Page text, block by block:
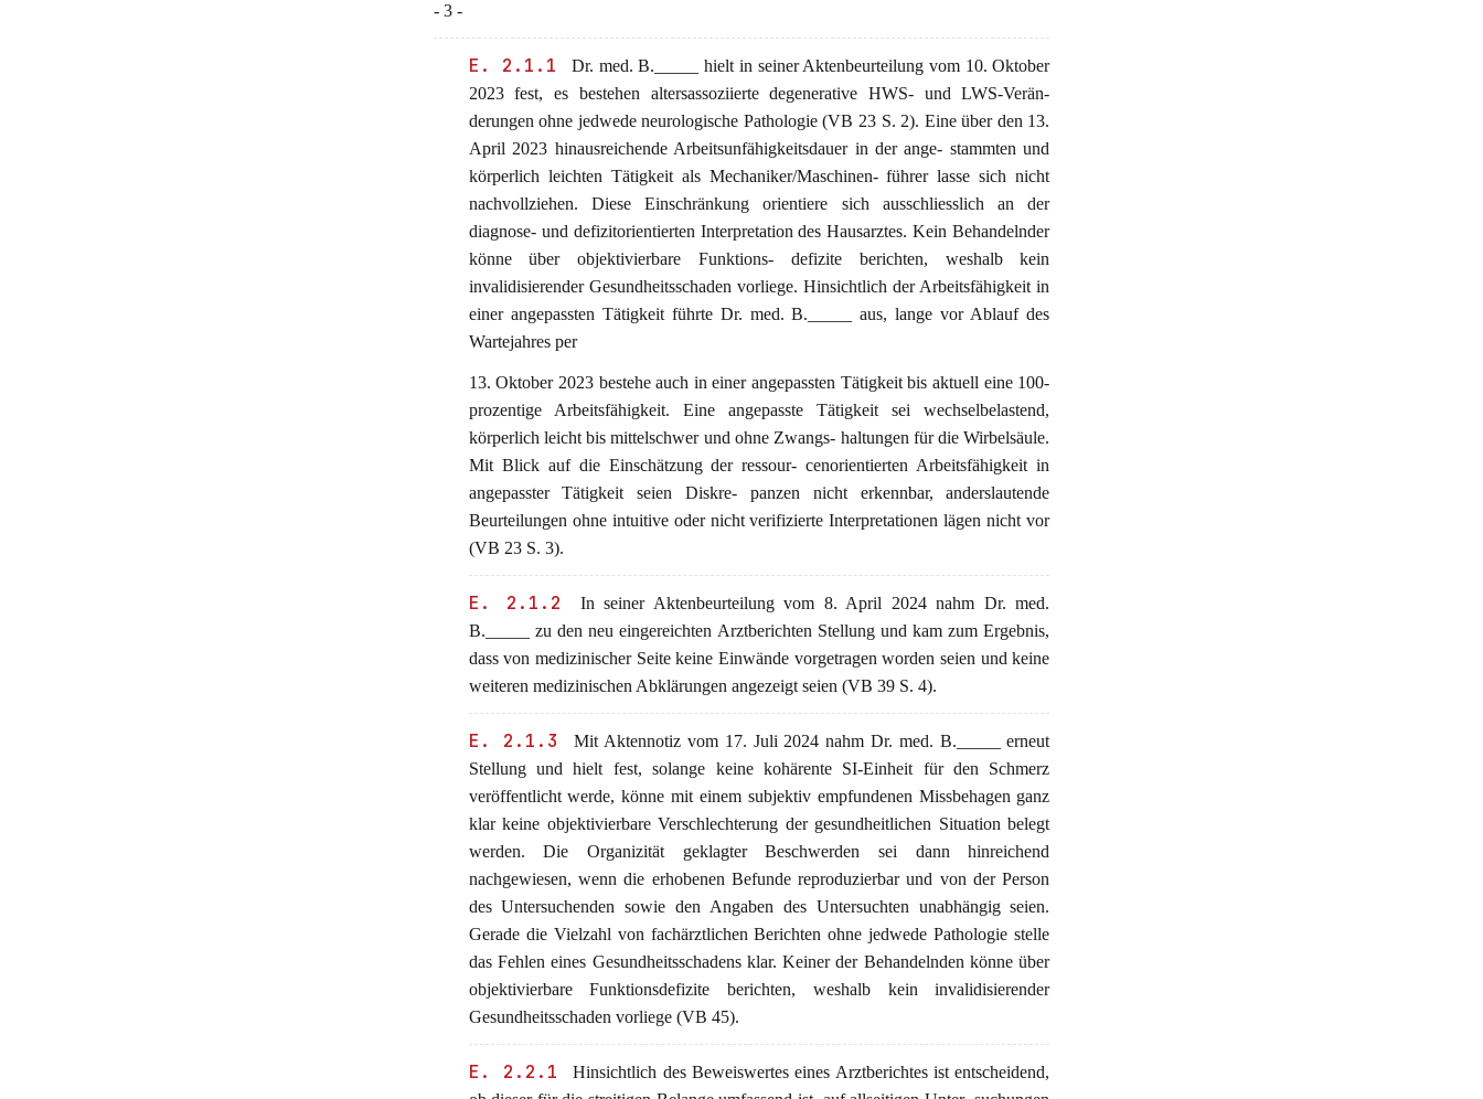
- 3 -
E. 2.1.1
Dr. med. B._____ hielt in seiner Aktenbeurteilung vom 10. Oktober
2023 fest, es bestehen altersassoziierte degenerative HWS- und LWS-Verän-
derungen ohne jedwede neurologische Pathologie (VB 23 S. 2). Eine über den 13.
April 2023 hinausreichende Arbeitsunfähigkeitsdauer in der ange- stammten und
körperlich leichten Tätigkeit als Mechaniker/Maschinen- führer lasse sich nicht
nachvollziehen. Diese Einschränkung orientiere sich ausschliesslich an der
diagnose- und defizitorientierten Interpretation des Hausarztes. Kein Behandelnder
könne über objektivierbare Funktions- defizite berichten, weshalb kein
invalidisierender Gesundheitsschaden vorliege. Hinsichtlich der Arbeitsfähigkeit in
einer angepassten Tätigkeit führte Dr. med. B._____ aus, lange vor Ablauf des
Wartejahres per
13. Oktober 2023 bestehe auch in einer angepassten Tätigkeit bis aktuell eine 100-
prozentige Arbeitsfähigkeit. Eine angepasste Tätigkeit sei wechselbelastend,
körperlich leicht bis mittelschwer und ohne Zwangs- haltungen für die Wirbelsäule.
Mit Blick auf die Einschätzung der ressour- cenorientierten Arbeitsfähigkeit in
angepasster Tätigkeit seien Diskre- panzen nicht erkennbar, anderslautende
Beurteilungen ohne intuitive oder nicht verifizierte Interpretationen lägen nicht vor
(VB 23 S. 3).
E. 2.1.2
In seiner Aktenbeurteilung vom 8. April 2024 nahm Dr. med.
B._____ zu den neu eingereichten Arztberichten Stellung und kam zum Ergebnis,
dass von medizinischer Seite keine Einwände vorgetragen worden seien und keine
weiteren medizinischen Abklärungen angezeigt seien (VB 39 S. 4).
E. 2.1.3
Mit Aktennotiz vom 17. Juli 2024 nahm Dr. med. B._____ erneut
Stellung und hielt fest, solange keine kohärente SI-Einheit für den Schmerz
veröffentlicht werde, könne mit einem subjektiv empfundenen Missbehagen ganz
klar keine objektivierbare Verschlechterung der gesundheitlichen Situation belegt
werden. Die Organizität geklagter Beschwerden sei dann hinreichend
nachgewiesen, wenn die erhobenen Befunde reproduzierbar und von der Person
des Untersuchenden sowie den Angaben des Untersuchten unabhängig seien.
Gerade die Vielzahl von fachärztlichen Berichten ohne jedwede Pathologie stelle
das Fehlen eines Gesundheitsschadens klar. Keiner der Behandelnden könne über
objektivierbare Funktionsdefizite berichten, weshalb kein invalidisierender
Gesundheitsschaden vorliege (VB 45).
E. 2.2.1
Hinsichtlich des Beweiswertes eines Arztberichtes ist entscheidend,